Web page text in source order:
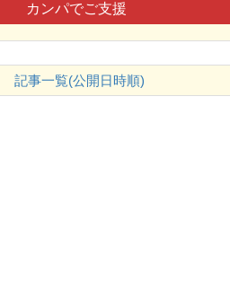
カンパでご支援
記事一覧(公開日時順)